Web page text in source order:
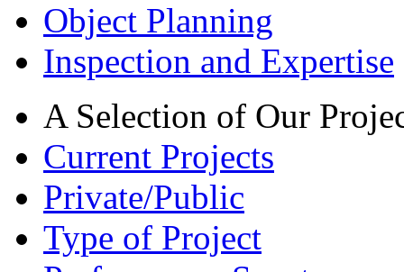
Object Planning
Inspection and Expertise
A Selection of Our
Current Projects
Private/Public
Type of Project